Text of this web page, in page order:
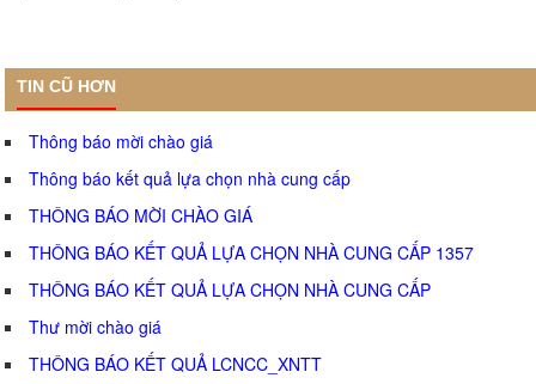
TIN CŨ HƠN
Thông báo mời chào giá
Thông báo kết quả lựa chọn nhà cung cấp
THÔNG BÁO MỜI CHÀO GIÁ
THÔNG BÁO KẾT QUẢ LỰA CHỌN NHÀ CUNG CẤP 1357
THÔNG BÁO KẾT QUẢ LỰA CHỌN NHÀ CUNG CẤP
Thư mời chào giá
THÔNG BÁO KẾT QUẢ LCNCC_XNTT